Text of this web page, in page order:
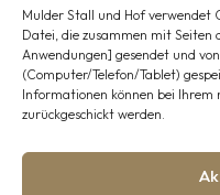
Mulder Stall und Hof verwendet
Datei, die zusammen mit Seiten
Anwendungen] gesendet und
(Computer/Telefon/Tablet)
Informationen können bei Ihrem
zurückgeschickt werden.
Höhe der Trennwand:
Material: Feuerverzinkter
Wartungsfreie und
Montage Ihres